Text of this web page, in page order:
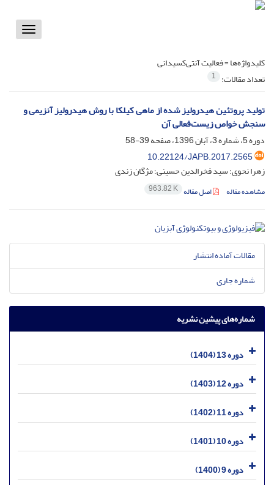
Toggle
کلیدواژه‌ها =فعالیت آنتی‌کسیدانی
تعداد مقالات: 1
تولید پروتئین هیدرولیز شده از ماهی کیلکا با روش هیدرولیز آنزیمی و
سنجش خواص زیست‌فعالی آن
دوره 5، شماره 3، آبان 1396، صفحه
39-58
10.22124/JAPB.2017.2565
زهرا نحوی؛ سید فخرالدین حسینی؛ مژگان زندی
مشاهده مقاله اصل مقاله 963.82 K
مقالات آماده انتشار
شماره جاری
شماره‌های پیشین نشریه
دوره 13 (1404)
دوره 12 (1403)
دوره 11 (1402)
دوره 10 (1401)
دوره 9 (1400)